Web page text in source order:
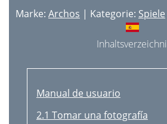
Marke: Archos | Kategorie: Spiele
Manual de usuario
2.1 Tomar una fotografía